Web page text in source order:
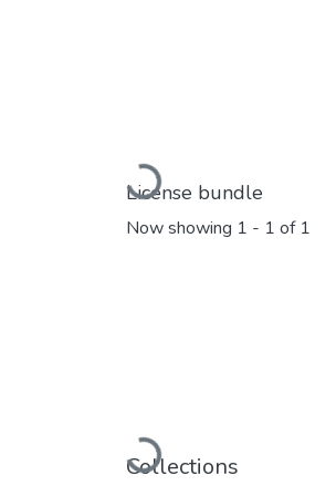
Loading...
License bundle
Now showing 1 - 1 of 1
Loading...
Collections